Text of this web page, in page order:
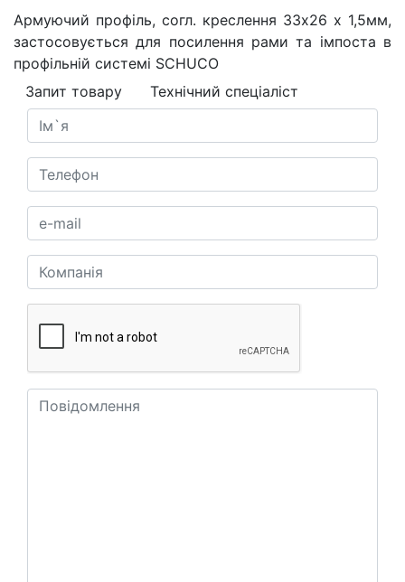
Армуючий профіль, согл. креслення 33х26 х 1,5мм,
застосовується для посилення рами та імпоста в
профільній системі SCHUCO
Запит товару
Технічний спеціаліст